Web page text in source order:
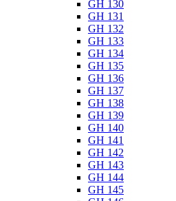
GH 130
GH 131
GH 132
GH 133
GH 134
GH 135
GH 136
GH 137
GH 138
GH 139
GH 140
GH 141
GH 142
GH 143
GH 144
GH 145